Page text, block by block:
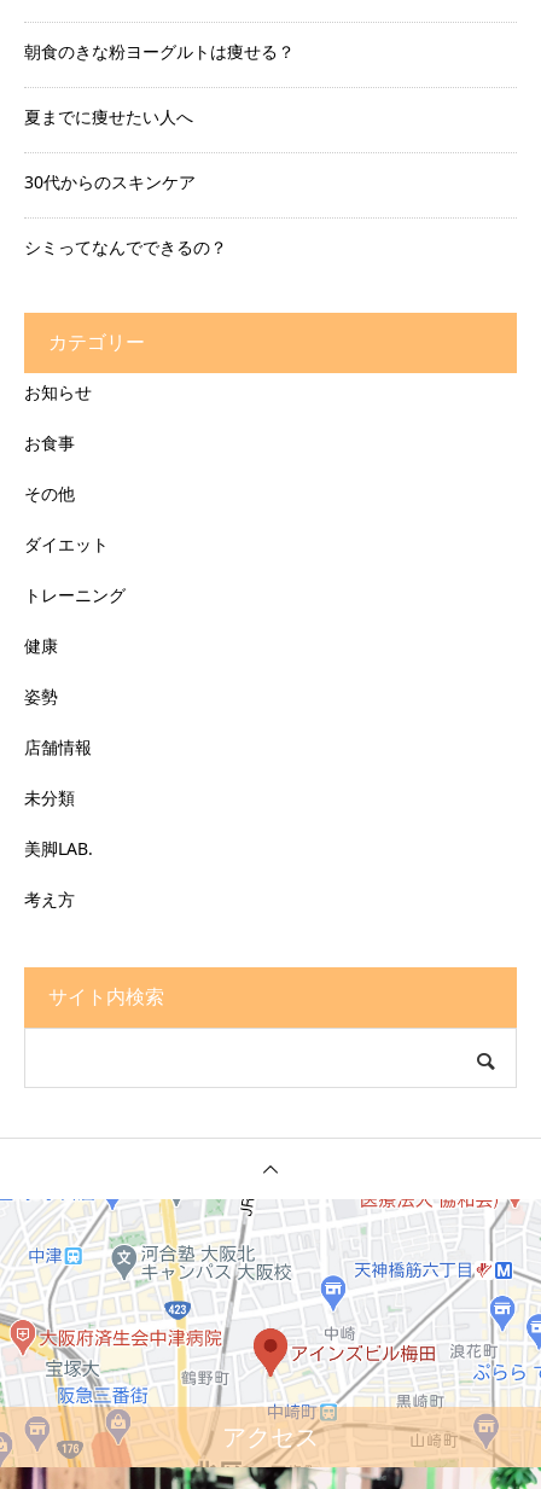
朝食のきな粉ヨーグルトは痩せる？
夏までに痩せたい人へ
30代からのスキンケア
シミってなんでできるの？
カテゴリー
お知らせ
お食事
その他
ダイエット
トレーニング
健康
姿勢
店舗情報
未分類
美脚LAB.
考え方
サイト内検索
アクセス